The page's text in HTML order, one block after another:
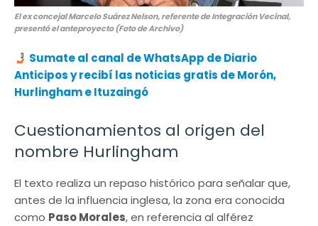
El ex concejal Marcelo Suárez Nelson, referente de Integración Vecinal,
presentó el anteproyecto (Foto de Archivo)
Sumate al canal de WhatsApp de Diario
Anticipos y recibí las noticias gratis de Morón,
Hurlingham e Ituzaingó
Cuestionamientos al origen del
nombre Hurlingham
El texto realiza un repaso histórico para señalar que,
antes de la influencia inglesa, la zona era conocida
como Paso Morales, en referencia al alférez